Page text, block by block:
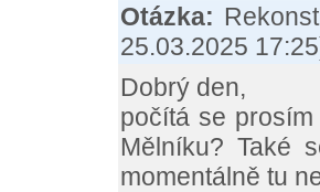
Otázka:
25.03.2025 17:25
Dobrý den,
počítá se
Mělníku? Také
momentálně tu